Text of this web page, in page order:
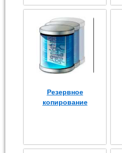
Резервное
копирование